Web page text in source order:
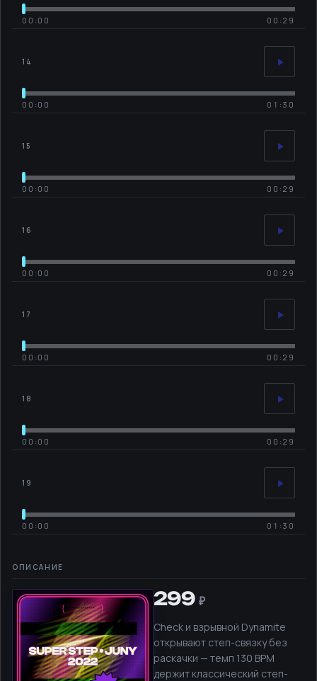
00:00 00:29
14
00:00 01:30
15
00:00 00:29
16
00:00 00:29
17
00:00 00:29
18
00:00 00:29
19
00:00 01:30
299
Check и взрывной Dynamite
открывают степ-связку без
раскачки — темп 130 BPM
держит классический степ-